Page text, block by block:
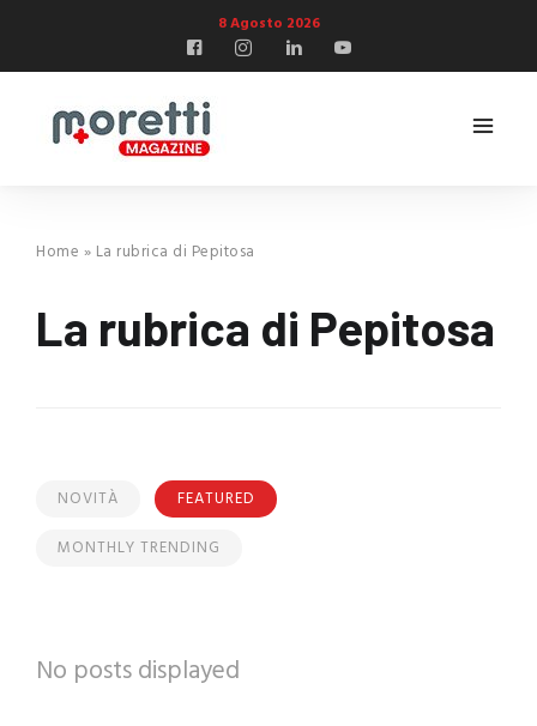
8 Agosto 2026
Home » La rubrica di Pepitosa
La rubrica di Pepitosa
NOVITÀ
FEATURED
MONTHLY TRENDING
No posts displayed